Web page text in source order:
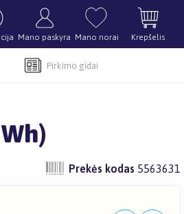
Mano paskyra Mano norai Krepšelis
Pirkimo gidai
Prekės kodas 5563631